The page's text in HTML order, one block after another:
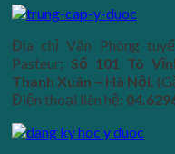
Địa chỉ Văn Phòng
Pasteur: Số 101 Tô
Thanh Xuân – Hà Nội.
Điện thoại liên hệ: